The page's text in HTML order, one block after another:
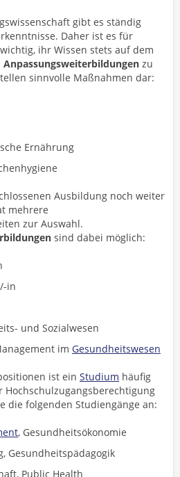
gibt es ständig
Daher ist es für
ihr Wissen stets auf dem
Anpassungsweiterbildungen zu
sinnvolle Maßnahmen dar:
Ernährung
Ausbildung noch weiter
mehrere
zur Auswahl.
sind dabei möglich:
in
und Sozialwesen
im Gesundheitswesen
ist ein Studium häufig
Hochschulzugangsberechtigung
die folgenden Studiengänge an:
, Gesundheitsökonomie
Gesundheitspädagogik
Public Health